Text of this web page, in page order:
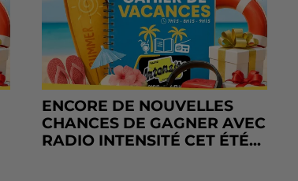
ENCORE DE NOUVELLES
CHANCES DE GAGNER AVEC
RADIO INTENSITÉ CET ÉTÉ...